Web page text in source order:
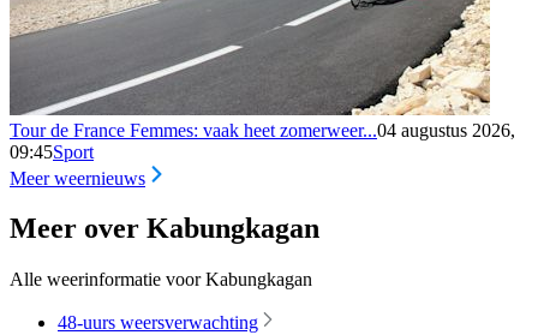
Tour de France Femmes: vaak heet zomerweer...04 augustus 2026,
09:45Sport
Meer weernieuws
Meer over Kabungkagan
Alle weerinformatie voor Kabungkagan
48-uurs weersverwachting